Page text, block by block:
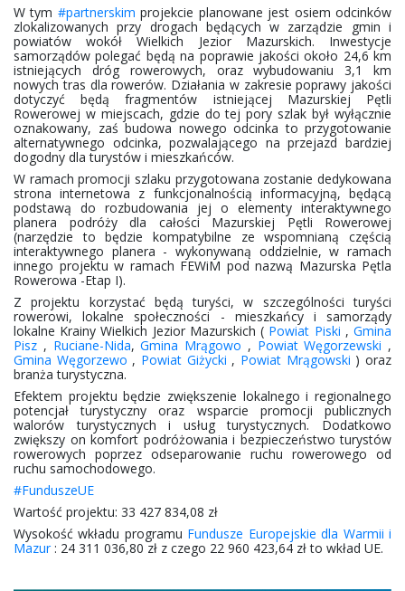
W tym #partnerskim projekcie planowane jest osiem odcinków
zlokalizowanych przy drogach będących w zarządzie gmin i
powiatów wokół Wielkich Jezior Mazurskich. Inwestycje
samorządów polegać będą na poprawie jakości około 24,6 km
istniejących dróg rowerowych, oraz wybudowaniu 3,1 km
nowych tras dla rowerów. Działania w zakresie poprawy jakości
dotyczyć będą fragmentów istniejącej Mazurskiej Pętli
Rowerowej w miejscach, gdzie do tej pory szlak był wyłącznie
oznakowany, zaś budowa nowego odcinka to przygotowanie
alternatywnego odcinka, pozwalającego na przejazd bardziej
dogodny dla turystów i mieszkańców.
W ramach promocji szlaku przygotowana zostanie dedykowana
strona internetowa z funkcjonalnością informacyjną, będącą
podstawą do rozbudowania jej o elementy interaktywnego
planera podróży dla całości Mazurskiej Pętli Rowerowej
(narzędzie to będzie kompatybilne ze wspomnianą częścią
interaktywnego planera - wykonywaną oddzielnie, w ramach
innego projektu w ramach FEWiM pod nazwą Mazurska Pętla
Rowerowa -Etap I).
Z projektu korzystać będą turyści, w szczególności turyści
rowerowi, lokalne społeczności - mieszkańcy i samorządy
lokalne Krainy Wielkich Jezior Mazurskich ( Powiat Piski ,Gmina
Pisz , Ruciane-Nida,Gmina Mrągowo , Powiat Węgorzewski ,
Gmina Węgorzewo , Powiat Giżycki , Powiat Mrągowski ) oraz
branża turystyczna.
Efektem projektu będzie zwiększenie lokalnego i regionalnego
potencjał turystyczny oraz wsparcie promocji publicznych
walorów turystycznych i usług turystycznych. Dodatkowo
zwiększy on komfort podróżowania i bezpieczeństwo turystów
rowerowych poprzez odseparowanie ruchu rowerowego od
ruchu samochodowego.
#FunduszeUE
Wartość projektu: 33 427 834,08 zł
Wysokość wkładu programu Fundusze Europejskie dla Warmii i
Mazur : 24 311 036,80 zł z czego 22 960 423,64 zł to wkład UE.